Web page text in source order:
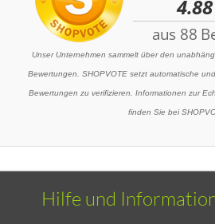
Unser Unternehmen sammelt über den
Bewertungen. SHOPVOTE setzt automatische
Bewertungen zu verifizieren. Informationen zur
finden Sie bei
Hilfe und